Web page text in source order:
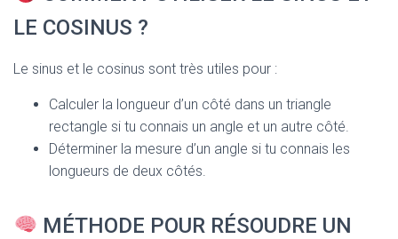
LE COSINUS ?
Le sinus et le cosinus sont très utiles pour :
Calculer la longueur d’un côté dans un triangle
rectangle si tu connais un angle et un autre côté.
Déterminer la mesure d’un angle si tu connais les
longueurs de deux côtés.
MÉTHODE POUR RÉSOUDRE UN